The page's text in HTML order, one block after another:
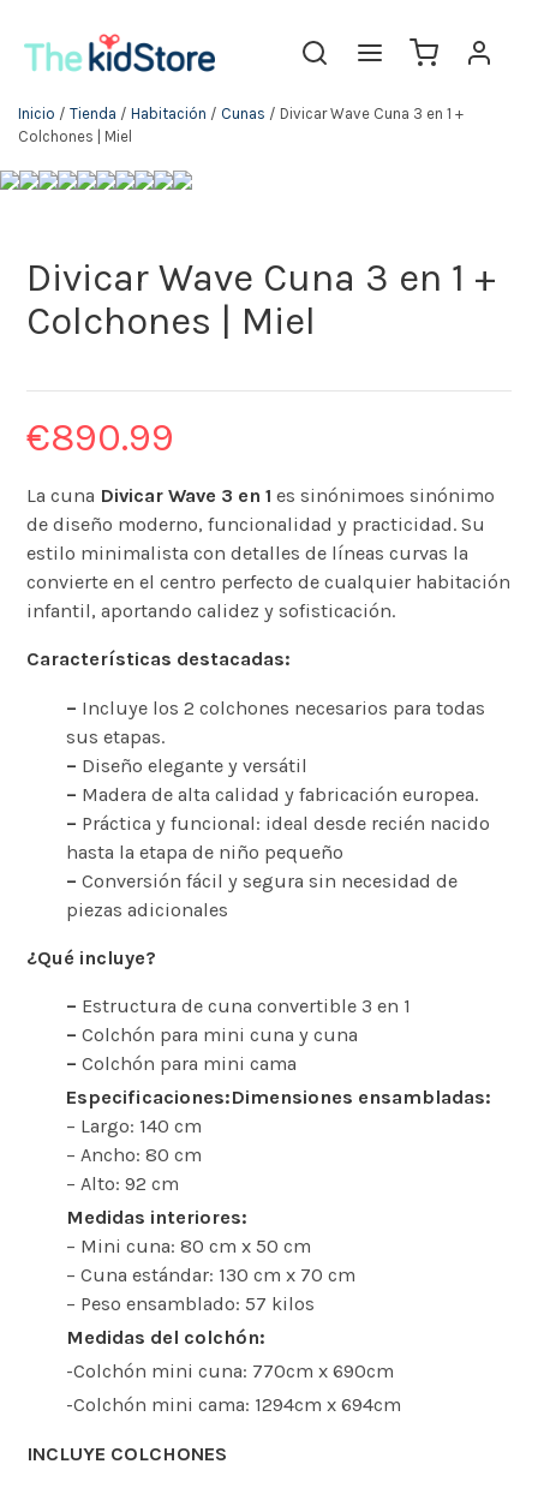
Inicio / Tienda / Habitación / Cunas / Divicar Wave Cuna 3 en 1 +
Colchones | Miel
Divicar Wave Cuna 3 en 1 +
Colchones | Miel
€890.99
La cuna Divicar Wave 3 en 1 es sinónimoes sinónimo
de diseño moderno, funcionalidad y practicidad. Su
estilo minimalista con detalles de líneas curvas la
convierte en el centro perfecto de cualquier habitación
infantil, aportando calidez y sofisticación.
Características destacadas:
– Incluye los 2 colchones necesarios para todas
sus etapas.
– Diseño elegante y versátil
– Madera de alta calidad y fabricación europea.
– Práctica y funcional: ideal desde recién nacido
hasta la etapa de niño pequeño
– Conversión fácil y segura sin necesidad de
piezas adicionales
¿Qué incluye?
– Estructura de cuna convertible 3 en 1
– Colchón para mini cuna y cuna
– Colchón para mini cama
Especificaciones:Dimensiones ensambladas:
– Largo: 140 cm
– Ancho: 80 cm
– Alto: 92 cm
Medidas interiores:
– Mini cuna: 80 cm x 50 cm
– Cuna estándar: 130 cm x 70 cm
– Peso ensamblado: 57 kilos
Medidas del colchón:
-Colchón mini cuna: 770cm x 690cm
-Colchón mini cama: 1294cm x 694cm
INCLUYE COLCHONES